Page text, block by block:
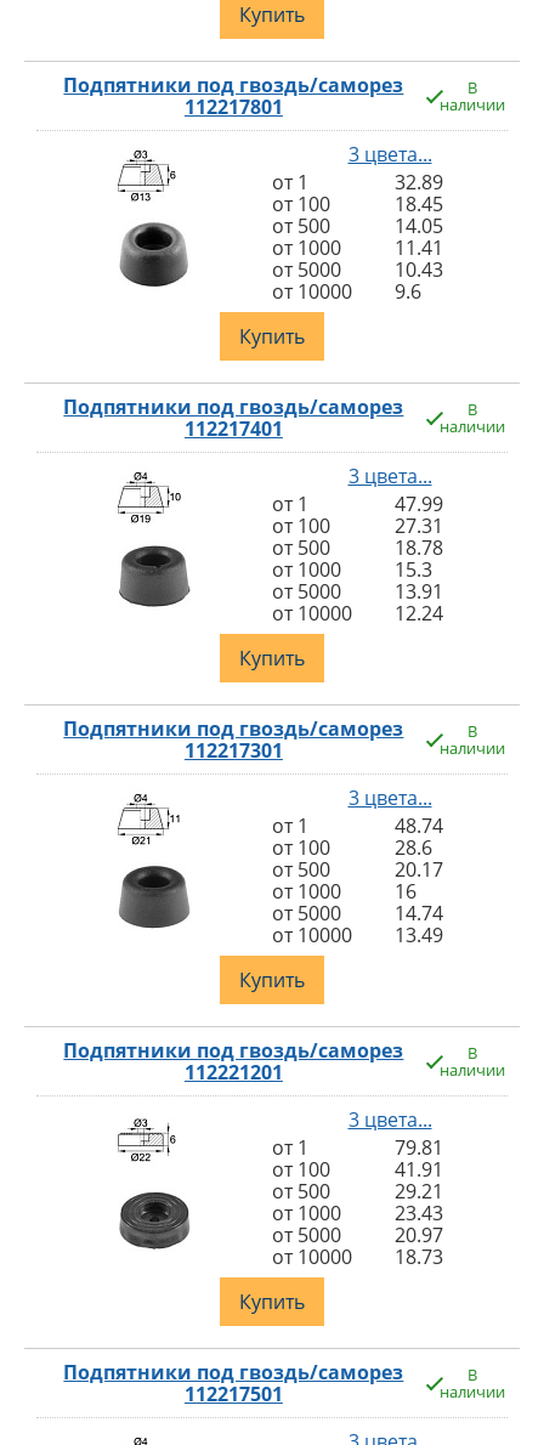
Купить
Подпятники под гвоздь/саморез
112217801
В
наличии
3 цвета...
от 1
32.89
от 100
18.45
от 500
14.05
от 1000
11.41
от 5000
10.43
от 10000
9.6
Купить
Подпятники под гвоздь/саморез
112217401
В
наличии
3 цвета...
от 1
47.99
от 100
27.31
от 500
18.78
от 1000
15.3
от 5000
13.91
от 10000
12.24
Купить
Подпятники под гвоздь/саморез
112217301
В
наличии
3 цвета...
от 1
48.74
от 100
28.6
от 500
20.17
от 1000
16
от 5000
14.74
от 10000
13.49
Купить
Подпятники под гвоздь/саморез
112221201
В
наличии
3 цвета...
от 1
79.81
от 100
41.91
от 500
29.21
от 1000
23.43
от 5000
20.97
от 10000
18.73
Купить
Подпятники под гвоздь/саморез
112217501
В
наличии